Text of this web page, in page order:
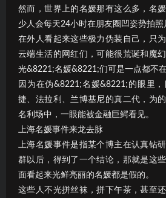
然而，世界上的名媛那有这么多，名
少人会每天24小时在朋友圈凹姿势拍照
在外人看起来这些极力伪装自己，只
云端生活的网红们，可能很荒诞和魔
光&8221;名媛&8221;们可是一点都不在
因为在伪&8221;名媛&8221;的眼里
捷、法拉利、兰博基尼的真二代，为
名利场中，一眼能被金融巨鳄看见。
上海名媛事件来龙去脉
上海名媛事件是指某个博主在认真钻
群以后，得到了一个结论，那就是这
面看起来光鲜亮丽的名媛都是假的。
这些人不光拼丝袜，拼下午茶，甚至